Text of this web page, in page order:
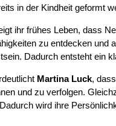
in der Kindheit geformt
ihr frühes Leben, dass
zu entdecken und
Dadurch entsteht ein
Martina Luck,
und zu verfolgen.
wird ihre